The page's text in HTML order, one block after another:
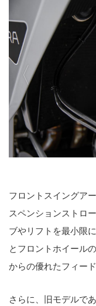
フロントスイングア
スペンションストロ
ブやリフトを最小限
とフロントホイール
からの優れたフィー
さらに、旧モデルで